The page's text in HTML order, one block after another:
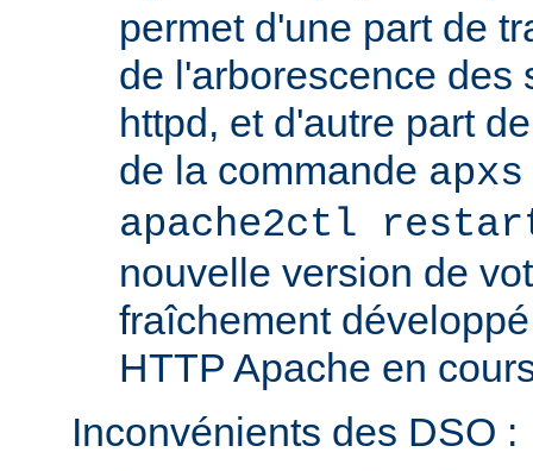
permet d'une part de
de l'arborescence des
httpd, et d'autre part
de la commande
apache2ctl
nouvelle version de
fraîchement
HTTP Apache en
Inconvénients des DSO :